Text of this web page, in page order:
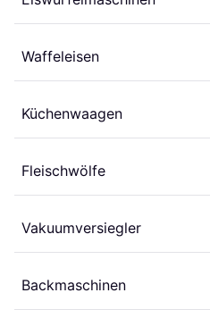
Waffeleisen
Küchenwaagen
Fleischwölfe
Vakuumversiegler
Backmaschinen